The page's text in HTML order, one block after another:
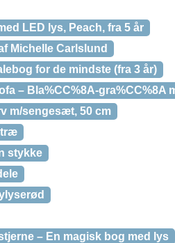
LED lys, Peach, fra 5 år
Michelle Carlslund
for de mindste (fra 3 år)
– Bla%CC%8A-gra%CC%8A
m/sengesæt, 50 cm
træ
stykke
– En magisk bog med lys